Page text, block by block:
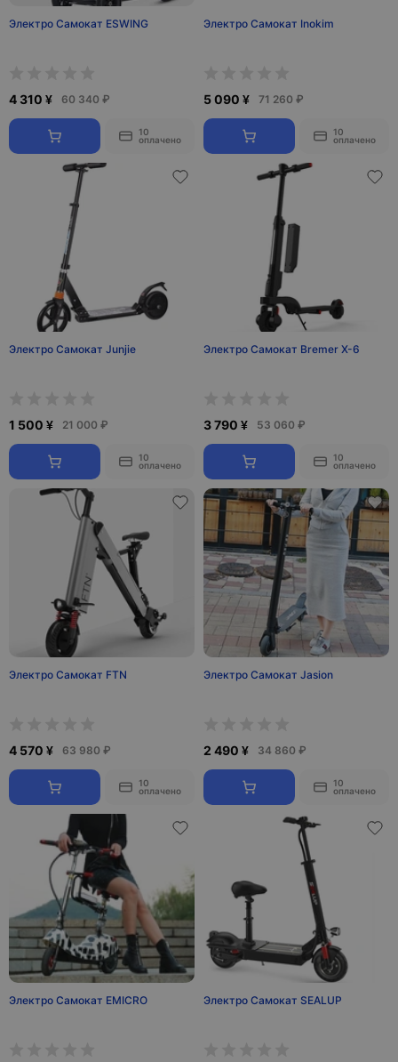
Электро Самокат ESWING
4 310 ¥ 60 340 ₽
10
оплачено
Электро Самокат Inokim
5 090 ¥ 71 260 ₽
10
оплачено
Электро Самокат Junjie
1 500 ¥ 21 000 ₽
10
оплачено
Электро Самокат Bremer X-6
3 790 ¥ 53 060 ₽
10
оплачено
Электро Самокат FTN
4 570 ¥ 63 980 ₽
10
оплачено
Электро Самокат Jasion
2 490 ¥ 34 860 ₽
10
оплачено
Электро Самокат EMICRO Электро Самокат SEALUP